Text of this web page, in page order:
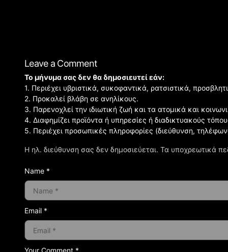
Leave a Comment
Η ηλ. διεύθυνση σας δεν δημοσιεύεται. Τα υποχρεωτικά
Το μήνυμα σας δεν θα δημοσιευτεί εάν:
1. Περιέχει υβριστικά, συκοφαντικά, ρατσιστικά,
2. Προκαλεί βλάβη σε ανηλίκους.
3. Παρενοχλεί την ιδιωτική ζωή και τα ατομικά και
4. Διαφημίζει προϊόντα ή υπηρεσίες ή διαδικτυακούς
5. Περιέχει προσωπικές πληροφορίες (διεύθυνση,
Name *
Email *